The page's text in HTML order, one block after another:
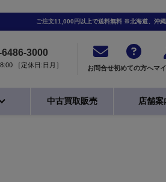
ご注文11,000円以上で送料無料 ※北海道、沖縄
6486-3000
［定休日:日月］ お問合せ初めての方へマ
中古買取販売 店舗案